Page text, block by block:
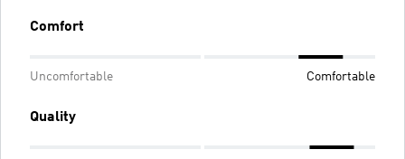
Comfort
Uncomfortable Comfortable
Quality